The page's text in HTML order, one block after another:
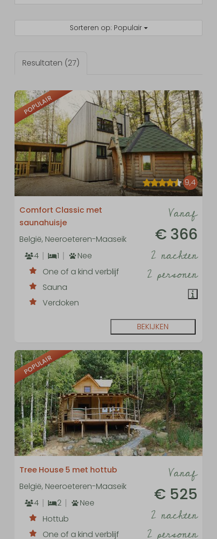
Sorteren op: Populair
Resultaten (27)
POPULAIR
9,4
Vanaf
€ 366
2 nachten
2 personen
Comfort Classic met
saunahuisje
België, Neeroeteren-Maaseik
4
1
Nee
One of a kind verblijf
Sauna
Verdoken
BEKIJKEN
POPULAIR
Vanaf
€ 525
2 nachten
2 personen
Tree House 5 met hottub
België, Neeroeteren-Maaseik
4
2
Nee
Hottub
One of a kind verblijf